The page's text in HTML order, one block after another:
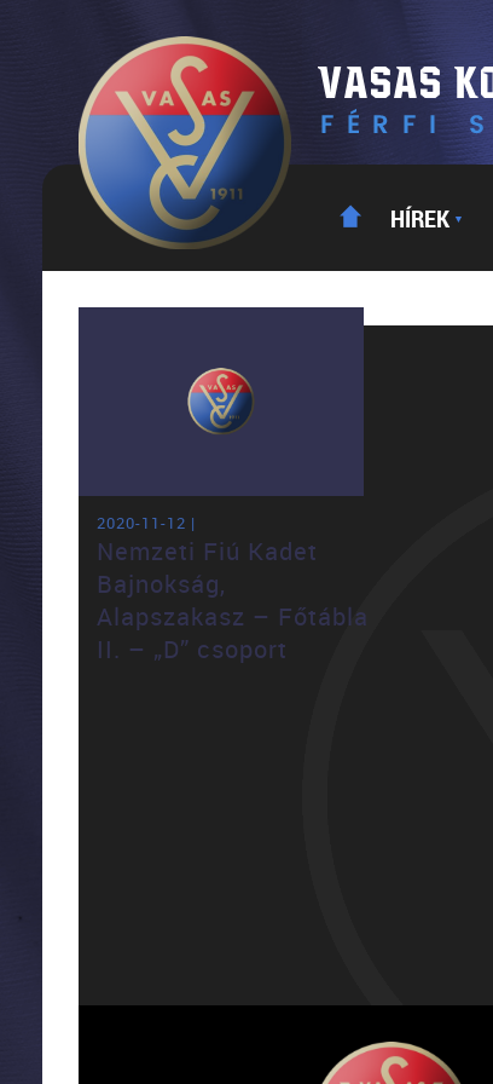
HÍREK ▼
2020-11-12 |
Nemzeti Fiú Kadet
Bajnokság,
Alapszakasz – Főtábla
II. – „D” csoport